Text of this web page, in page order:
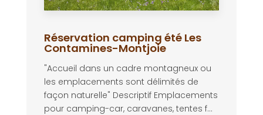
Réservation camping été Les
Contamines-Montjoie
"Accueil dans un cadre montagneux ou
les emplacements sont délimités de
façon naturelle" Descriptif Emplacements
pour camping-car, caravanes, tentes f...